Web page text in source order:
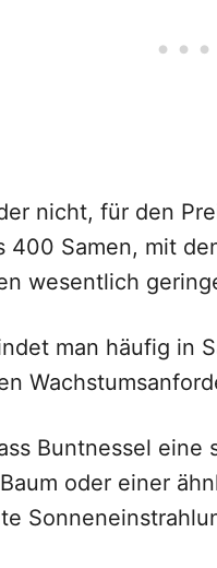
nicht, für den
400 Samen, mit
wesentlich
man häufig in
Buntnessel
oder einer